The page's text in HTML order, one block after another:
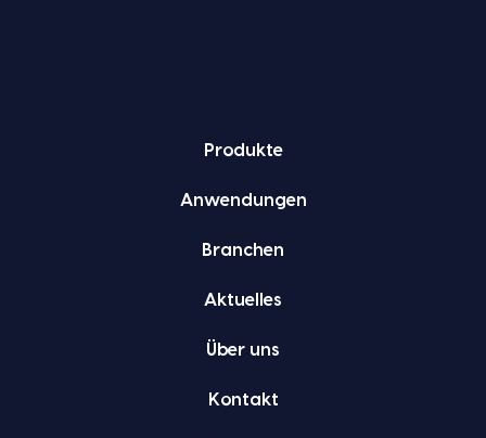
Pro­duk­te
Anwen­dun­gen
Bran­chen
Aktu­el­les
Über uns
Kon­takt